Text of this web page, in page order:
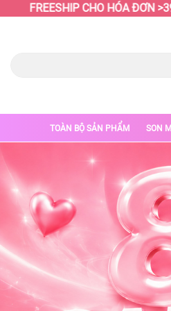
FREESHIP CHO HÓA ĐƠN
TOÀN BỘ SẢN PHẨM SON